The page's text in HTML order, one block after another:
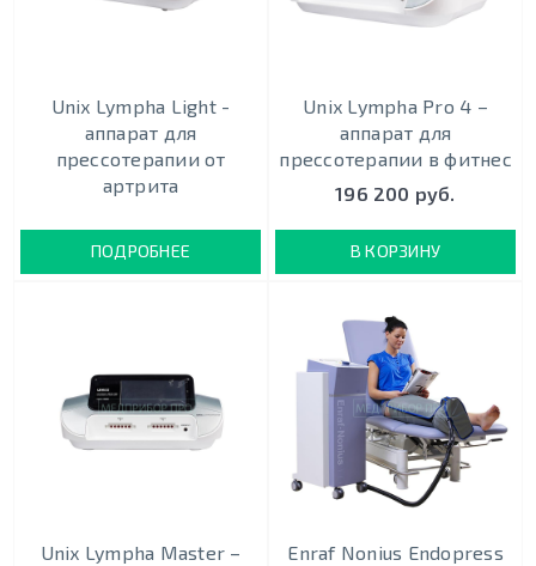
Unix Lympha Light -
аппарат для
прессотерапии от
артрита
ПОДРОБНЕЕ
Unix Lympha Pro 4 –
аппарат для
прессотерапии в фитнес
196 200 руб.
В КОРЗИНУ
Unix Lympha Master –
Enraf Nonius Endopress